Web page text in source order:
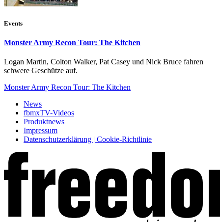
Events
Monster Army Recon Tour: The Kitchen
Logan Martin, Colton Walker, Pat Casey und Nick Bruce fahren
schwere Geschütze auf.
Monster Army Recon Tour: The Kitchen
News
fbmxTV-Videos
Produktnews
Impressum
Datenschutzerklärung | Cookie-Richtlinie